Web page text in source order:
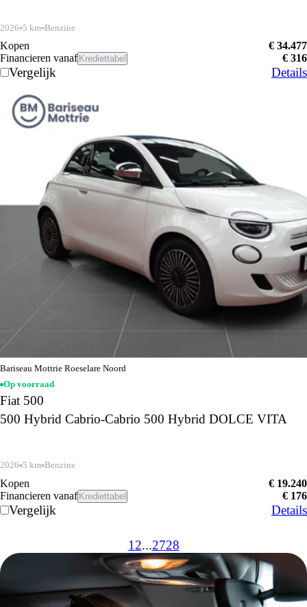
2026 5 km Benzine
Kopen
€ 34.477
Financieren vanaf Krediettabel € 316
Vergelijk Details
Bariseau Mottrie Roeselare Noord
Op voorraad
Fiat 500
500 Hybrid Cabrio-Cabrio 500 Hybrid DOLCE VITA
2026 5 km Benzine
Kopen
€ 19.240
Financieren vanaf Krediettabel € 176
Vergelijk Details
1 2...2728